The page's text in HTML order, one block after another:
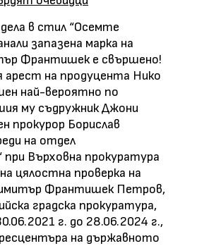
в стил “Осемте
запазена марка на
Франтишек е свършено!
арест на продуцента Нико
най-вероятно по
му съдружник Джони
прокурор Борислав
на отдел
Върховна прокуратура
цялостна проверка на
Франтишек Петров,
градска прокуратура,
г. до 28.06.2024 г.,
на държавното